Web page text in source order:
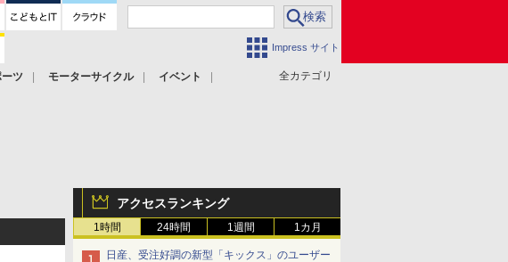
Impress サイト
全カテゴリ
ツ モーターサイクル
イベント
アクセスランキング
1時間 24時間 1週間 1カ月
日産、受注好調の新型「キックス」のユーザー